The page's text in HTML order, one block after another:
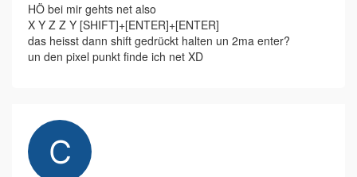
HÖ bei mir gehts net also
X Y Z Z Y [SHIFT]+[ENTER]+[ENTER]
das heisst dann shift gedrückt halten un 2ma enter?
un den pixel punkt finde ich net XD